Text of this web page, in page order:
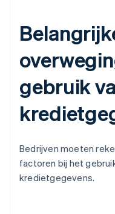
gebruik
Bedrijven moeten
factoren bij het
kredietgegevens.